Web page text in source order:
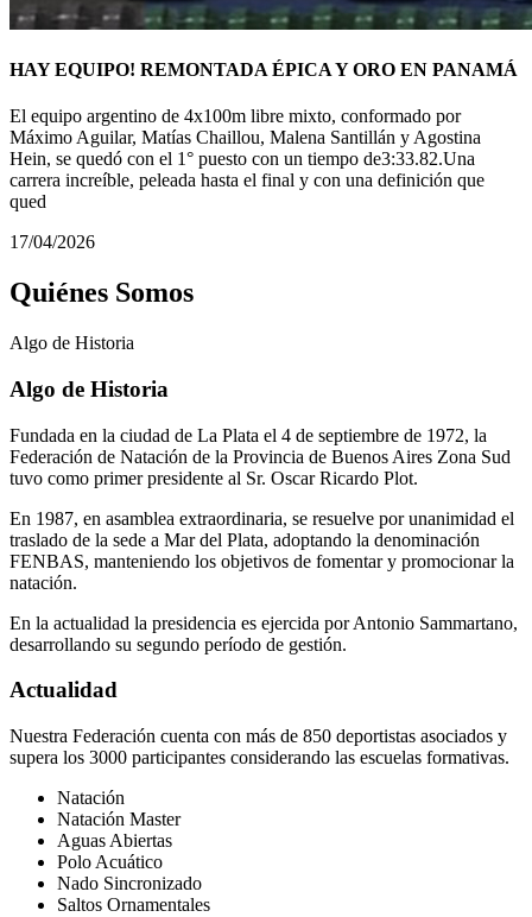
HAY EQUIPO! REMONTADA ÉPICA Y ORO EN PANAMÁ
El equipo argentino de 4x100m libre mixto, conformado por
Máximo Aguilar, Matías Chaillou, Malena Santillán y Agostina
Hein, se quedó con el 1° puesto con un tiempo de3:33.82.Una
carrera increíble, peleada hasta el final y con una definición que
qued
17/04/2026
Quiénes Somos
Algo de Historia
Algo de Historia
Fundada en la ciudad de La Plata el 4 de septiembre de 1972, la
Federación de Natación de la Provincia de Buenos Aires Zona Sud
tuvo como primer presidente al Sr. Oscar Ricardo Plot.
En 1987, en asamblea extraordinaria, se resuelve por unanimidad el
traslado de la sede a Mar del Plata, adoptando la denominación
FENBAS, manteniendo los objetivos de fomentar y promocionar la
natación.
En la actualidad la presidencia es ejercida por Antonio Sammartano,
desarrollando su segundo período de gestión.
Actualidad
Nuestra Federación cuenta con más de 850 deportistas asociados y
supera los 3000 participantes considerando las escuelas formativas.
Natación
Natación Master
Aguas Abiertas
Polo Acuático
Nado Sincronizado
Saltos Ornamentales